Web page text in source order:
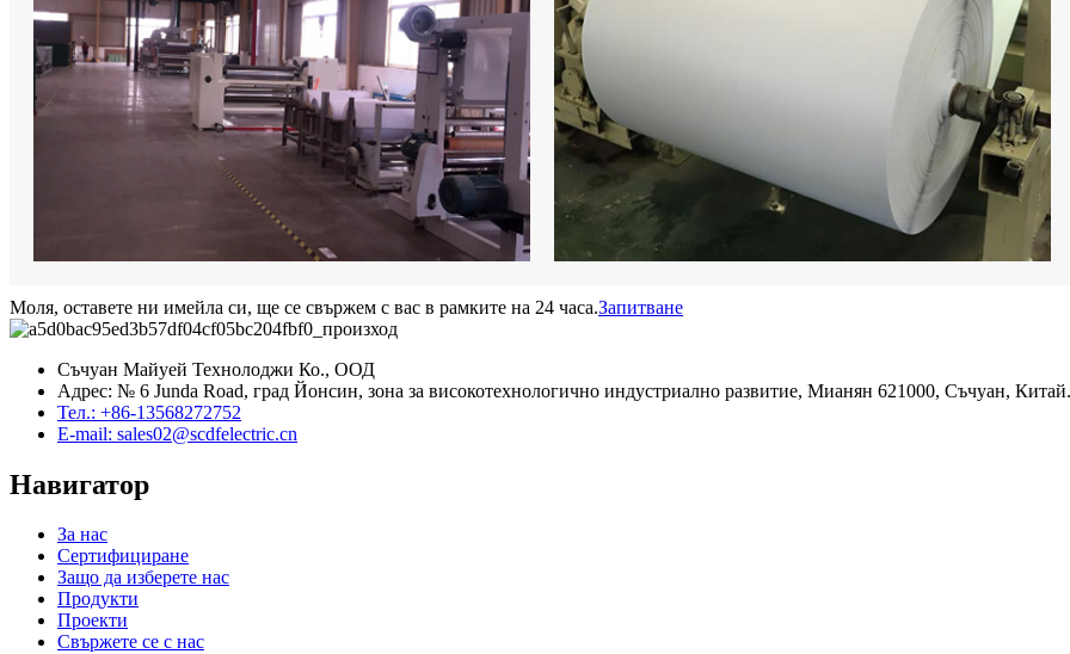
Моля, оставете ни имейла си, ще се свържем с вас в рамките на 24 часа.Запитване
Съчуан Майуей Технолоджи Ко., ООД
Адрес: № 6 Junda Road, град Йонсин, зона за високотехнологично индустриално развитие, Мианян 621000, Съчуан, Китай.
Тел.: +86-13568272752
E-mail: sales02@scdfelectric.cn
Навигатор
За нас
Сертифициране
Защо да изберете нас
Продукти
Проекти
Свържете се с нас